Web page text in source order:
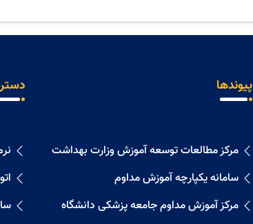
پیوندها
مرکز مطالعات توسعه آموزش وزارت بهداشت
سامانه یکپارچه آموزش مداوم
مرکز آموزش مداوم جامعه پزشکی دانشگاه